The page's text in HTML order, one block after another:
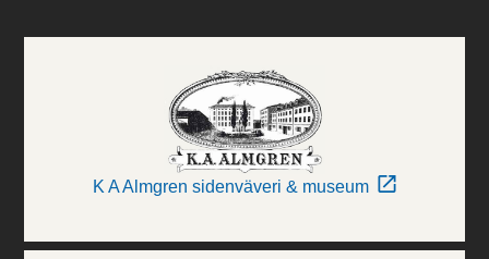
K A Almgren sidenväveri & museum